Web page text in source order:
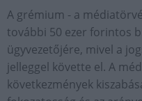
A grémium - a
további 50 ezer forintos
ügyvezetőjére, mivel a
jelleggel követte el. A
következmények